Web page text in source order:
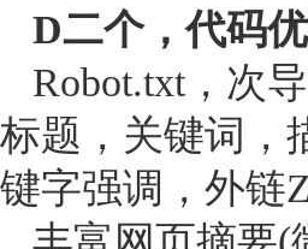
D二个，代码
Robot.txt，次
标题，关键词，
键字强调，外链